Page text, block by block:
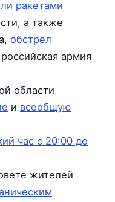
ракетами
а также
обстрел
армия
области
и всеобщую
час с 20:00 до
жителей